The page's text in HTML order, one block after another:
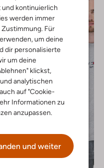
kontinuierlich
werden immer
Für
um deine
dir personalisierte
um deine
klickst,
analytischen
auf "Cookie-
Informationen zu
anzupassen.
und weiter
Letzter Artikel